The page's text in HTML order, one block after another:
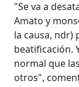
"Se va a
Amato y
la causa, ndr)
beatificación.
normal que
otros",